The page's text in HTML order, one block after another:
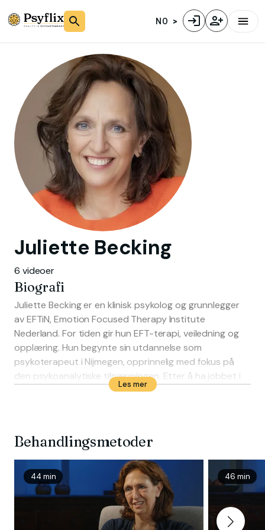
NO
Juliette Becking
6 videoer
Biografi
Juliette Becking er en klinisk psykolog og grunnlegger
av EFTiN, Emotion Focused Therapy Institute
Nederland. For tiden gir hun EFT-terapi, veiledning og
opplæring. Hun begynte sin utdannelse som
psykoterapeut i Nijmegen, opprinnelig med fokus på
den psykoanalytiske tilnærmingen. Etter å ha jobbet i
flere år som psykoanalytisk terapeut, oppdaget hun
prosess-erfaringsmessig arbeid, fokus og
emosjonsfokusert terapi (EFT) for enkeltpersoner.
Les mer
Behandlingsmetoder
44 min 46 min